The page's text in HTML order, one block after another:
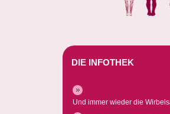
DIE INFOTHEK
Und immer wieder die